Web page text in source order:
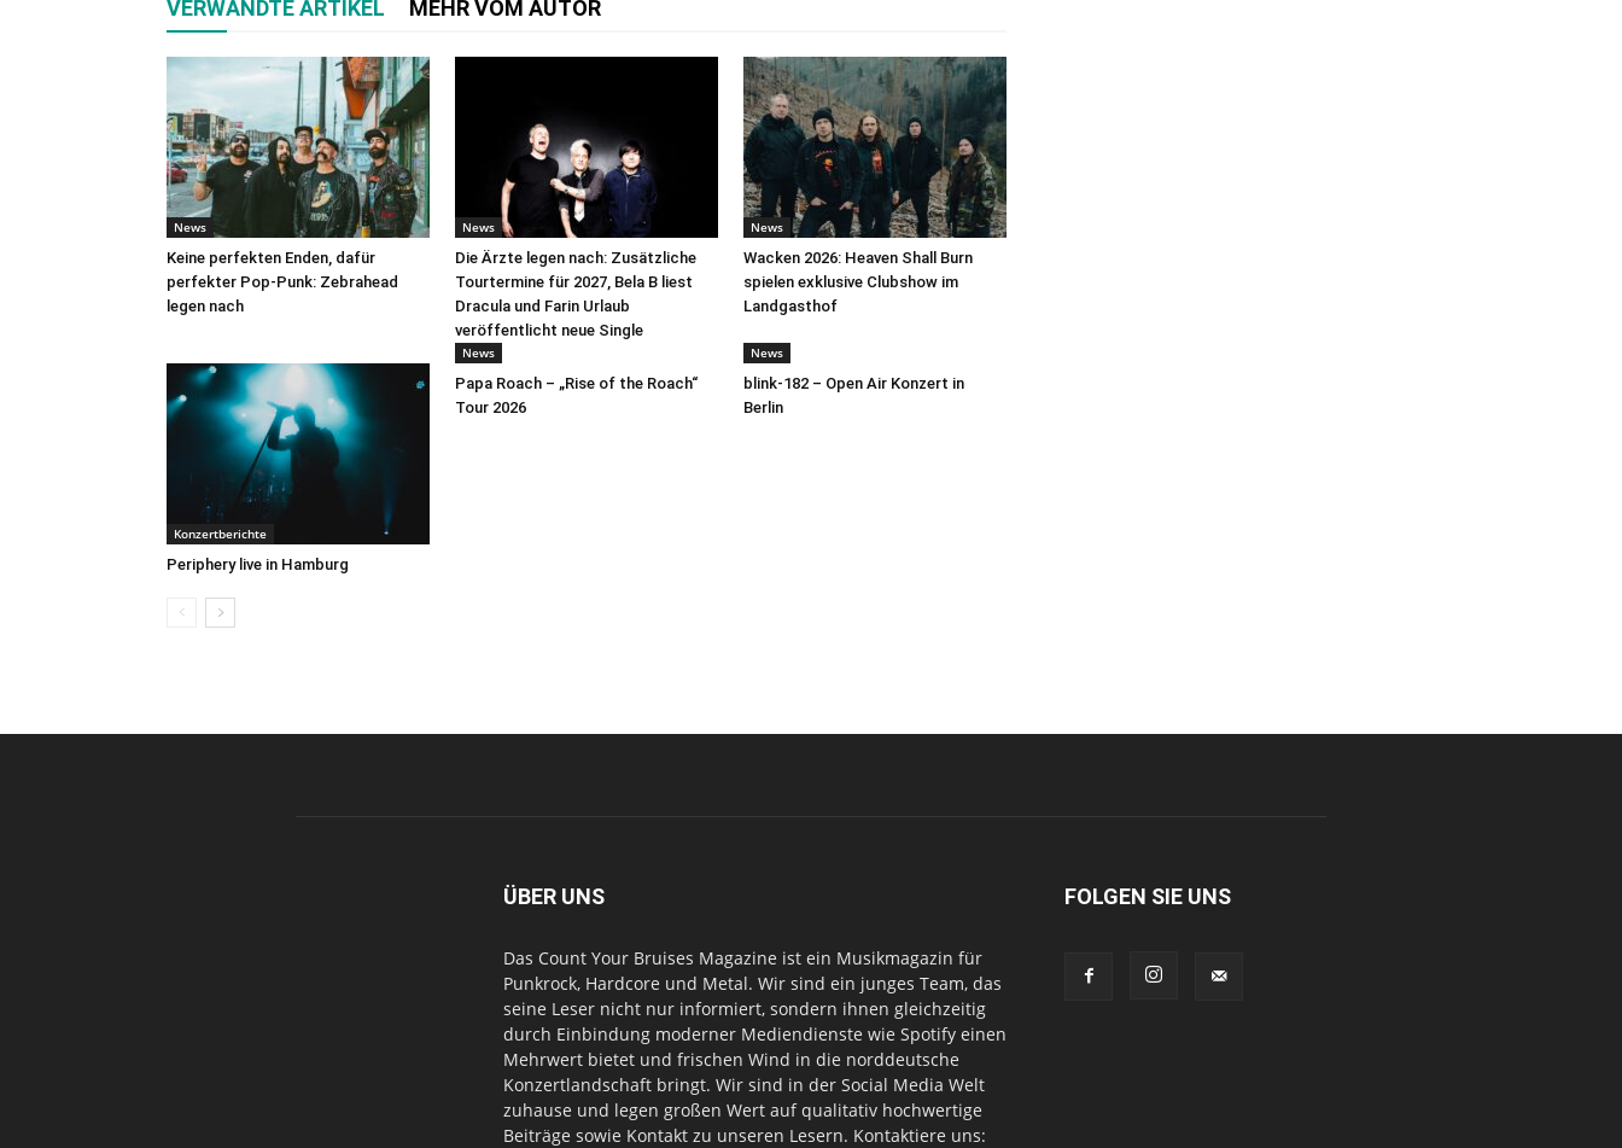
VERWANDTE ARTIKEL MEHR VOM AUTOR
News
Keine perfekten Enden, dafür
perfekter Pop-Punk: Zebrahead
legen nach
News
Die Ärzte legen nach: Zusätzliche
Tourtermine für 2027, Bela B liest
Dracula und Farin Urlaub
veröffentlicht neue Single
News
Wacken 2026: Heaven Shall Burn
spielen exklusive Clubshow im
Landgasthof
Konzertberichte
Periphery live in Hamburg
News
Papa Roach – „Rise of the Roach“
Tour 2026
News
blink-182 – Open Air Konzert in
Berlin
ÜBER UNS
Das Count Your Bruises Magazine ist ein Musikmagazin für
Punkrock, Hardcore und Metal. Wir sind ein junges Team, das
seine Leser nicht nur informiert, sondern ihnen gleichzeitig
durch Einbindung moderner Mediendienste wie Spotify einen
Mehrwert bietet und frischen Wind in die norddeutsche
Konzertlandschaft bringt. Wir sind in der Social Media Welt
zuhause und legen großen Wert auf qualitativ hochwertige
Beiträge sowie Kontakt zu unseren Lesern. Kontaktiere uns:
FOLGEN SIE UNS